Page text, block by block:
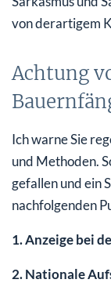
von derartigem
Achtung
Ich warne Sie
und Methoden.
gefallen und ein
nachfolgenden
1. Anzeige bei
2. Nationale